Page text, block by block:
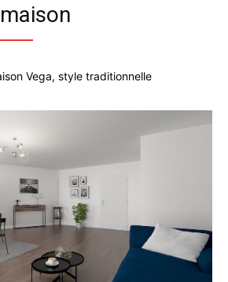
Vega, style traditionnelle